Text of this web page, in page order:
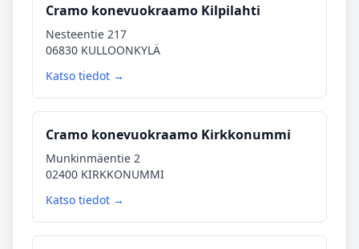
Cramo konevuokraamo Kilpilahti
Nesteentie 217
06830 KULLOONKYLÄ
Katso tiedot →
Cramo konevuokraamo Kirkkonummi
Munkinmäentie 2
02400 KIRKKONUMMI
Katso tiedot →